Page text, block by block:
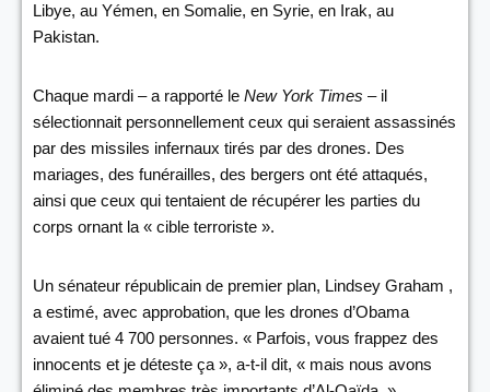
Libye, au Yémen, en Somalie, en Syrie, en Irak, au
Pakistan.
Chaque mardi – a rapporté le New York Times – il
sélectionnait personnellement ceux qui seraient assassinés
par des missiles infernaux tirés par des drones. Des
mariages, des funérailles, des bergers ont été attaqués,
ainsi que ceux qui tentaient de récupérer les parties du
corps ornant la « cible terroriste ».
Un sénateur républicain de premier plan, Lindsey Graham ,
a estimé, avec approbation, que les drones d’Obama
avaient tué 4 700 personnes. « Parfois, vous frappez des
innocents et je déteste ça », a-t-il dit, « mais nous avons